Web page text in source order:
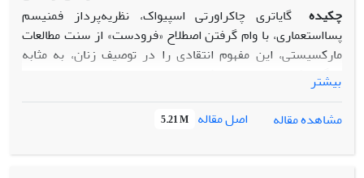
چکیده
گایاتری چاکراورتی اسپیواک، نظریه‌پرداز فمنیسم
پسااستعماری، با وام گرفتن اصطلاح «فرودست» از سنت مطالعات
مارکسیستی، این مفهوم انتقادی را در توصیف زنان، به مثابه
دیگریِ فرودست و در حاشیه، در چهارچوب نظریه پسااستعماری
تبیین کرد. «آیا فرودست می‌تواند سخن بگوید»، عنوان پروژه
نقاب‌های تعاملیِ هوشمند، طراحی شده توسط بهناز فرهی، معمار و
طراح لباس هوشمندِ ایرانی‌الاصل است که اجرای آن با الهام از
نقاب‌های زنان بندری جنوب ایران، صورت گرفته است. پروژه
بیشتر
مشاهده مقاله
اصل مقاله 5.21 M